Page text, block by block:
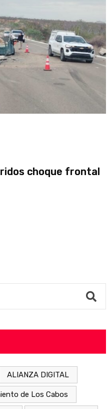
choque frontal
ALIANZA DIGITAL
de Los Cabos